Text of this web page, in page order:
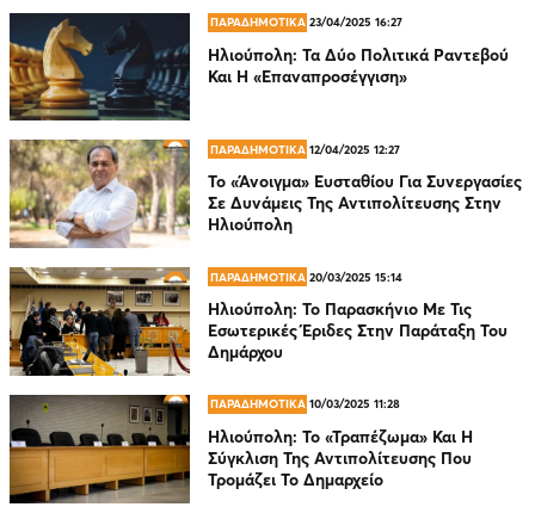
ΠΑΡΑΔΗΜΟΤΙΚΑ 23/04/2025 16:27
Ηλιούπολη: Τα Δύο Πολιτικά Ραντεβού
Και Η «Επαναπροσέγγιση»
ΠΑΡΑΔΗΜΟΤΙΚΑ 12/04/2025 12:27
Το «Άνοιγμα» Ευσταθίου Για Συνεργασίες
Σε Δυνάμεις Της Αντιπολίτευσης Στην
Ηλιούπολη
ΠΑΡΑΔΗΜΟΤΙΚΑ 20/03/2025 15:14
Ηλιούπολη: Το Παρασκήνιο Με Τις
Εσωτερικές Έριδες Στην Παράταξη Του
Δημάρχου
ΠΑΡΑΔΗΜΟΤΙΚΑ 10/03/2025 11:28
Ηλιούπολη: Το «Τραπέζωμα» Και Η
Σύγκλιση Της Αντιπολίτευσης Που
Τρομάζει Το Δημαρχείο